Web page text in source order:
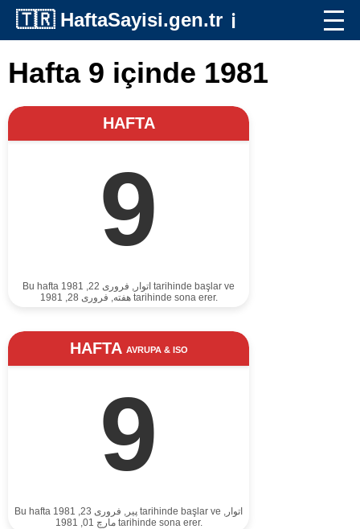
🇹🇷 HaftaSayisi.gen.tr ℹ️
Hafta 9 içinde 1981
HAFTA
9
Bu hafta اتوار, فروری 22, 1981 tarihinde başlar ve
هفته, فروری 28, 1981 tarihinde sona erer.
HAFTA AVRUPA & ISO
9
Bu hafta پير, فروری 23, 1981 tarihinde başlar ve اتوار,
مارچ 01, 1981 tarihinde sona erer.